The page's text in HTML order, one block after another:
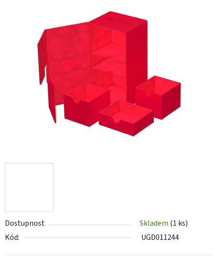
Dostupnost Skladem (1 ks)
Kód:
UGD011244
hvězdiček.